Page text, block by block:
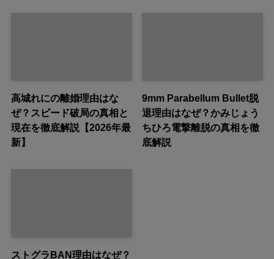
高城れにの離婚理由はな
ぜ？スピード破局の真相と
現在を徹底解説【2026年最
新】
9mm Parabellum Bullet脱
退理由はなぜ？かみじょう
ちひろ電撃離脱の真相を徹
底解説
ストグラBAN理由はなぜ？